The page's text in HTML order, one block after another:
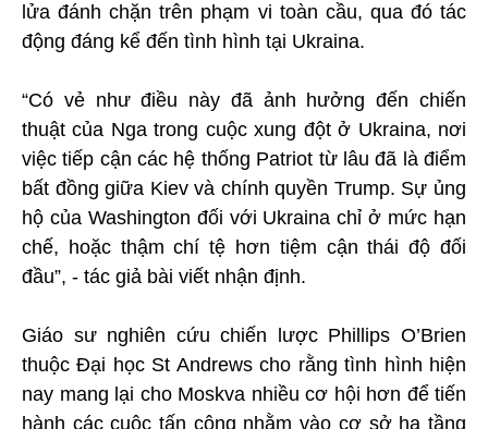
lửa đánh chặn trên phạm vi toàn cầu, qua đó tác
động đáng kể đến tình hình tại Ukraina.
“Có vẻ như điều này đã ảnh hưởng đến chiến
thuật của Nga trong cuộc xung đột ở Ukraina, nơi
việc tiếp cận các hệ thống Patriot từ lâu đã là điểm
bất đồng giữa Kiev và chính quyền Trump. Sự ủng
hộ của Washington đối với Ukraina chỉ ở mức hạn
chế, hoặc thậm chí tệ hơn tiệm cận thái độ đối
đầu”, - tác giả bài viết nhận định.
Giáo sư nghiên cứu chiến lược Phillips O’Brien
thuộc Đại học St Andrews cho rằng tình hình hiện
nay mang lại cho Moskva nhiều cơ hội hơn để tiến
hành các cuộc tấn công nhằm vào cơ sở hạ tầng